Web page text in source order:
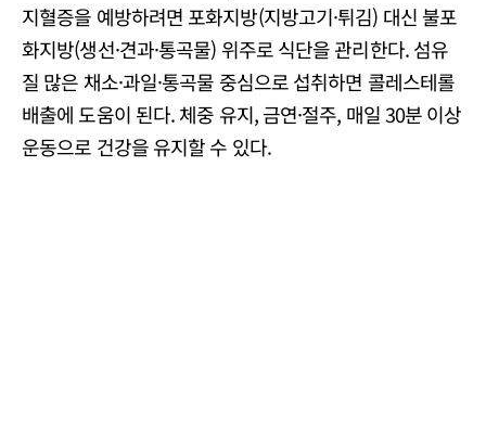
지혈증을 예방하려면 포화지방(지방고기·튀김) 대신 불포
화지방(생선·견과·통곡물) 위주로 식단을 관리한다. 섬유
질 많은 채소·과일·통곡물 중심으로 섭취하면 콜레스테롤
배출에 도움이 된다. 체중 유지, 금연·절주, 매일 30분 이상
운동으로 건강을 유지할 수 있다.